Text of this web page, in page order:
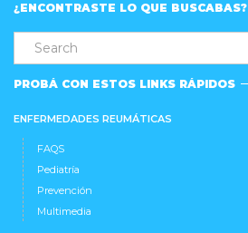
¿ENCONTRASTE LO QUE BUSCABAS?
PROBÁ CON ESTOS LINKS RÁPIDOS
ENFERMEDADES REUMÁTICAS
FAQS
Pediatría
Prevención
Multimedia